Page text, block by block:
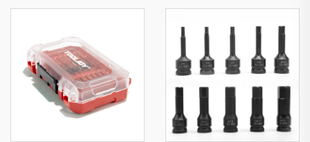
impact-
soklesæt med stærk
magnet